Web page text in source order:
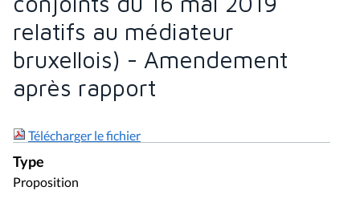
relatifs au médiateur
bruxellois) - Amendement
après rapport
Télécharger le fichier
Type
Proposition